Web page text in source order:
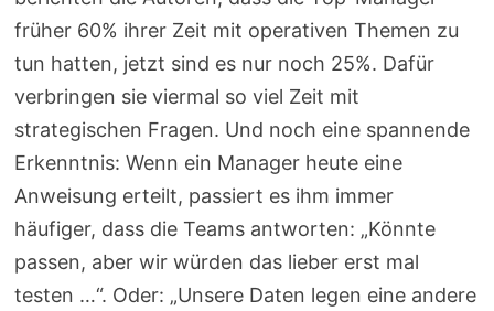
früher 60% ihrer Zeit mit operativen Themen zu
tun hatten, jetzt sind es nur noch 25%. Dafür
verbringen sie viermal so viel Zeit mit
strategischen Fragen. Und noch eine spannende
Erkenntnis: Wenn ein Manager heute eine
Anweisung erteilt, passiert es ihm immer
häufiger, dass die Teams antworten: „Könnte
passen, aber wir würden das lieber erst mal
testen …“. Oder: „Unsere Daten legen eine andere